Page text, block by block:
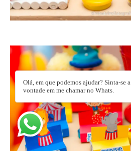
Olá, em que podemos ajudar? Sinta-se a
vontade em me chamar no Whats.